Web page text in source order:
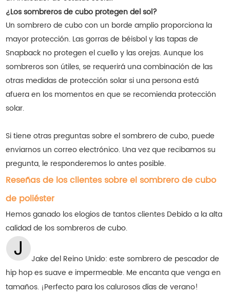
¿Los sombreros de cubo protegen del sol?
Un sombrero de cubo con un borde amplio proporciona la
mayor protección. Las gorras de béisbol y las tapas de
Snapback no protegen el cuello y las orejas. Aunque los
sombreros son útiles, se requerirá una combinación de las
otras medidas de protección solar si una persona está
afuera en los momentos en que se recomienda protección
solar.
Si tiene otras preguntas sobre el sombrero de cubo, puede
enviarnos un correo electrónico. Una vez que recibamos su
pregunta, le responderemos lo antes posible.
Reseñas de los clientes sobre el sombrero de cubo
de poliéster
Hemos ganado los elogios de tantos clientes Debido a la alta
calidad de los sombreros de cubo.
Jake del Reino Unido: este sombrero de pescador de
hip hop es suave e impermeable. Me encanta que venga en
tamaños. ¡Perfecto para los calurosos días de verano!